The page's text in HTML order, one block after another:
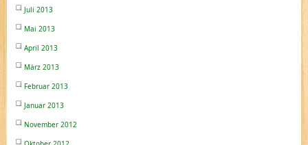
Juli 2013
Mai 2013
April 2013
März 2013
Februar 2013
Januar 2013
November 2012